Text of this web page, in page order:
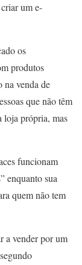
um e-
os
produtos
na venda de
que não têm
loja própria, mas
funcionam
enquanto sua
quem não tem
a vender por um